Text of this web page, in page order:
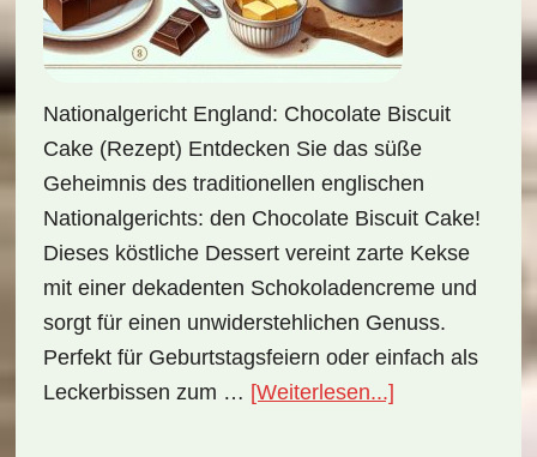
Nationalgericht England: Chocolate Biscuit
Cake (Rezept) Entdecken Sie das süße
Geheimnis des traditionellen englischen
Nationalgerichts: den Chocolate Biscuit Cake!
Dieses köstliche Dessert vereint zarte Kekse
mit einer dekadenten Schokoladencreme und
sorgt für einen unwiderstehlichen Genuss.
Perfekt für Geburtstagsfeiern oder einfach als
Leckerbissen zum … [Weiterlesen...]